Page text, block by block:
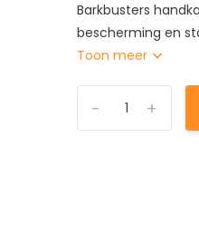
Barkbusters
bescherming en
Toon meer
+
-